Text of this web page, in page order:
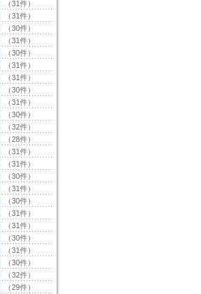
（31件）
（31件）
（30件）
（31件）
（30件）
（31件）
（31件）
（30件）
（31件）
（30件）
（32件）
（28件）
（31件）
（31件）
（30件）
（31件）
（30件）
（31件）
（31件）
（30件）
（31件）
（30件）
（32件）
（29件）